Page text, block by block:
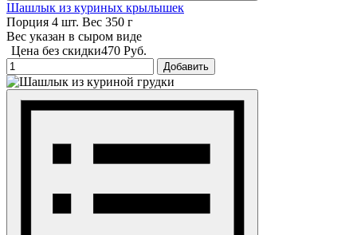
Шашлык из куриных крылышек
Порция 4 шт. Вес 350 г
Вес указан в сыром виде
Цена без скидки470 Руб.
Добавить